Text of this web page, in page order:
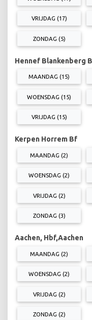
VRIJDAG (17)
ZONDAG (5)
Hennef Blankenberg
MAANDAG (15)
WOENSDAG (15)
VRIJDAG (15)
Kerpen Horrem Bf
MAANDAG (2)
WOENSDAG (2)
VRIJDAG (2)
ZONDAG (3)
Aachen, Hbf,Aachen
MAANDAG (2)
WOENSDAG (2)
VRIJDAG (2)
ZONDAG (2)